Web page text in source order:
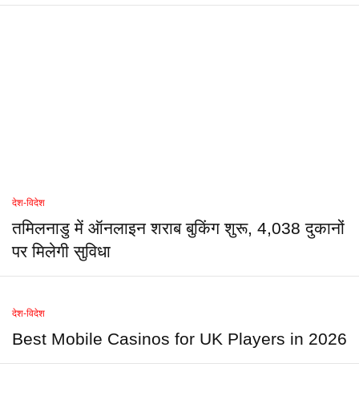
देश-विदेश
तमिलनाडु में ऑनलाइन शराब बुकिंग शुरू, 4,038 दुकानों
पर मिलेगी सुविधा
देश-विदेश
Best Mobile Casinos for UK Players in 2026